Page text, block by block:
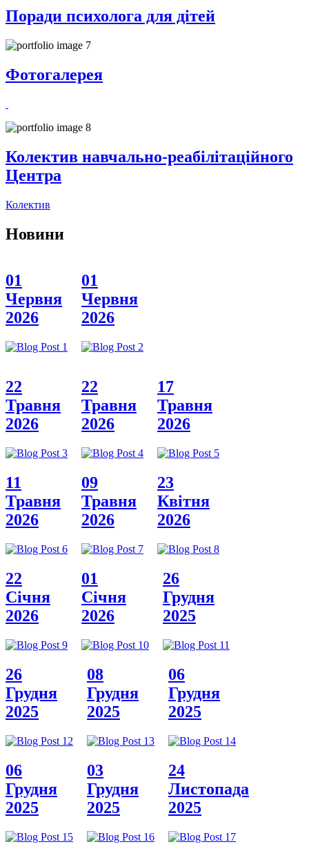
Поради психолога для дітей
Фотогалерея
Колектив навчально-реабілітаційного
Центра
Колектив
Новини
01
Червня
2026
01
Червня
2026
22
Травня
2026
22
Травня
2026
17
Травня
2026
11
Травня
2026
09
Травня
2026
23
Квiтня
2026
22
Сiчня
2026
01
Сiчня
2026
26
Грудня
2025
26
Грудня
2025
08
Грудня
2025
06
Грудня
2025
06
Грудня
2025
03
Грудня
2025
24
Листопада
2025